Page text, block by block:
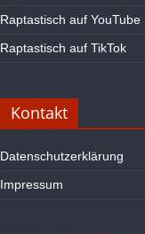
Raptastisch auf YouTube
Raptastisch auf TikTok
Kontakt
Datenschutzerklärung
Impressum